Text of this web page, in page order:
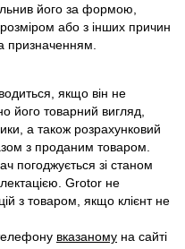
його за формою,
або з інших причин
призначенням.
якщо він не
його товарний вигляд,
а також розрахунковий
з проданим товаром.
погоджується зі станом
Grotor не
з товаром, якщо клієнт не
вказаному на сайті